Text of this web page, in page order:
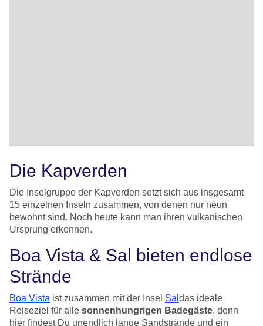
Die Kapverden
Die Inselgruppe der Kapverden setzt sich aus insgesamt
15 einzelnen Inseln zusammen, von denen nur neun
bewohnt sind. Noch heute kann man ihren vulkanischen
Ursprung erkennen.
Boa Vista & Sal bieten endlose
Strände
Boa Vista ist zusammen mit der Insel Sal das ideale
Reiseziel für alle sonnenhungrigen Badegäste, denn
hier findest Du unendlich lange Sandstrände und ein